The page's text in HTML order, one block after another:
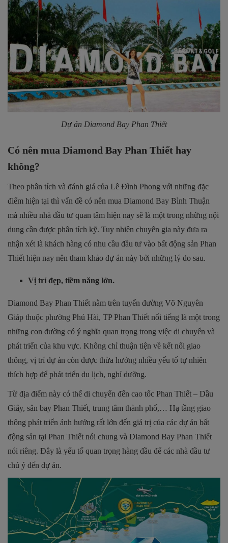
Dự án Diamond Bay Phan Thiết
Có nên mua Diamond Bay Phan Thiết hay
không?
Theo phân tích và đánh giá của Lê Đình Phong với những đặc
điểm hiện tại thì vấn đề có nên mua Diamond Bay Bình Thuận
mà nhiều nhà đầu tư quan tâm hiện nay sẽ là một trong những nội
dung cần được phân tích kỹ. Tuy nhiên chuyên gia này đưa ra
nhận xét là khách hàng có nhu cầu đầu tư vào bất động sản Phan
Thiết hiện nay nên tham khảo dự án này bởi những lý do sau.
Vị trí đẹp, tiềm năng lớn.
Diamond Bay Phan Thiết nằm trên tuyến đường Võ Nguyên
Giáp thuộc phường Phú Hài, TP Phan Thiết nổi tiếng là một trong
những con đường có ý nghĩa quan trọng trong việc di chuyển và
phát triển của khu vực. Không chỉ thuận tiện về kết nối giao
thông, vị trí dự án còn được thừa hưởng nhiều yếu tố tự nhiên
thích hợp để phát triển du lịch, nghỉ dưỡng.
Từ địa điểm này có thể di chuyển đến cao tốc Phan Thiết – Dầu
Giây, sân bay Phan Thiết, trung tâm thành phố,… Hạ tầng giao
thông phát triển ảnh hưởng rất lớn đến giá trị của các dự án bất
động sản tại Phan Thiết nói chung và Diamond Bay Phan Thiết
nói riêng. Đây là yếu tố quan trọng hàng đầu để các nhà đầu tư
chú ý đến dự án.